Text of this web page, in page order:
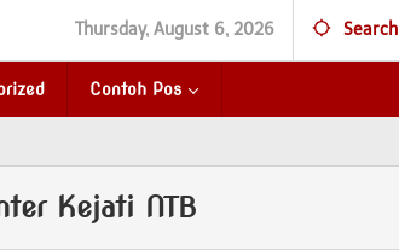
Thursday, August 6, 2026 Search
Contoh Pos
Kejati NTB